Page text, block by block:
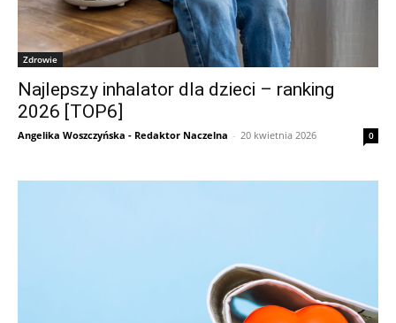
Zdrowie
Najlepszy inhalator dla dzieci – ranking
2026 [TOP6]
Angelika Woszczyńska - Redaktor Naczelna - 20 kwietnia 2026 0